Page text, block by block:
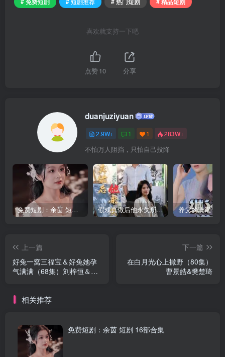
喜欢就支持一下吧
点赞10 分享
duanjuziyuan
2.9W+ 1 1 283W+
不怕万人阻挡，只怕自己投降
免费短剧：余茵 短剧 16部合集 假戏真做后他永失所爱（60集）程澄＆杨珞仟
上一篇
好兔一窝三福宝＆好兔她孕
气满满（68集）刘梓恒＆书
下一篇
在白月光心上撒野（80集）
曹景皓&樊楚琦
相关推荐
免费短剧：余茵 短剧 16部合集